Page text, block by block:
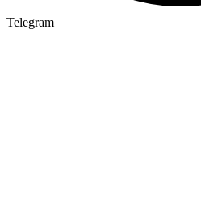
Telegram